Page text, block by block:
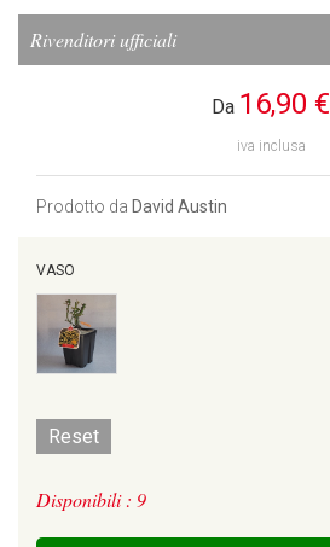
Rivenditori ufficiali
Da 16,90 €
iva inclusa
Prodotto da David Austin
VASO
Reset
Disponibili : 9